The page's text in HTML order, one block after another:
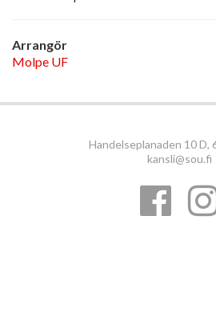
Arrangör
Molpe UF
Handelseplanaden 10 D,
kansli@sou.fi